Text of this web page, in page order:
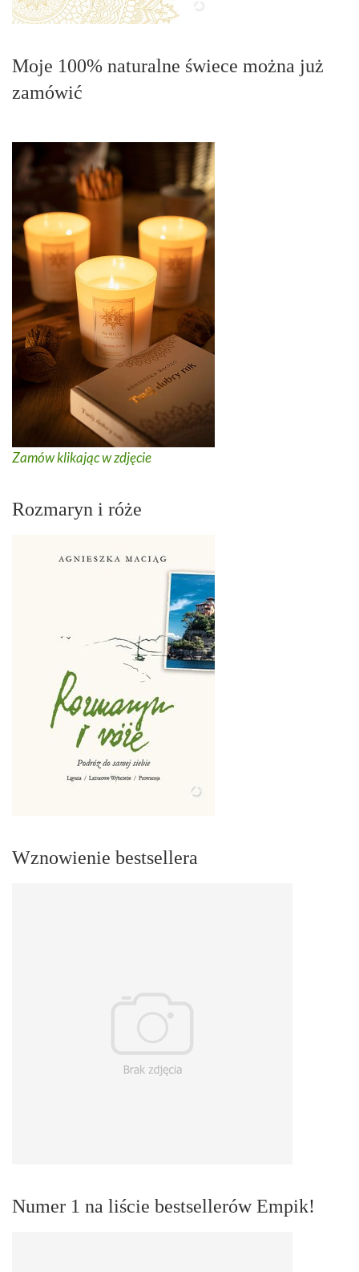
Moje 100% naturalne świece można już
zamówić
Zamów klikając w zdjęcie
Rozmaryn i róże
Wznowienie bestsellera
Numer 1 na liście bestsellerów Empik!